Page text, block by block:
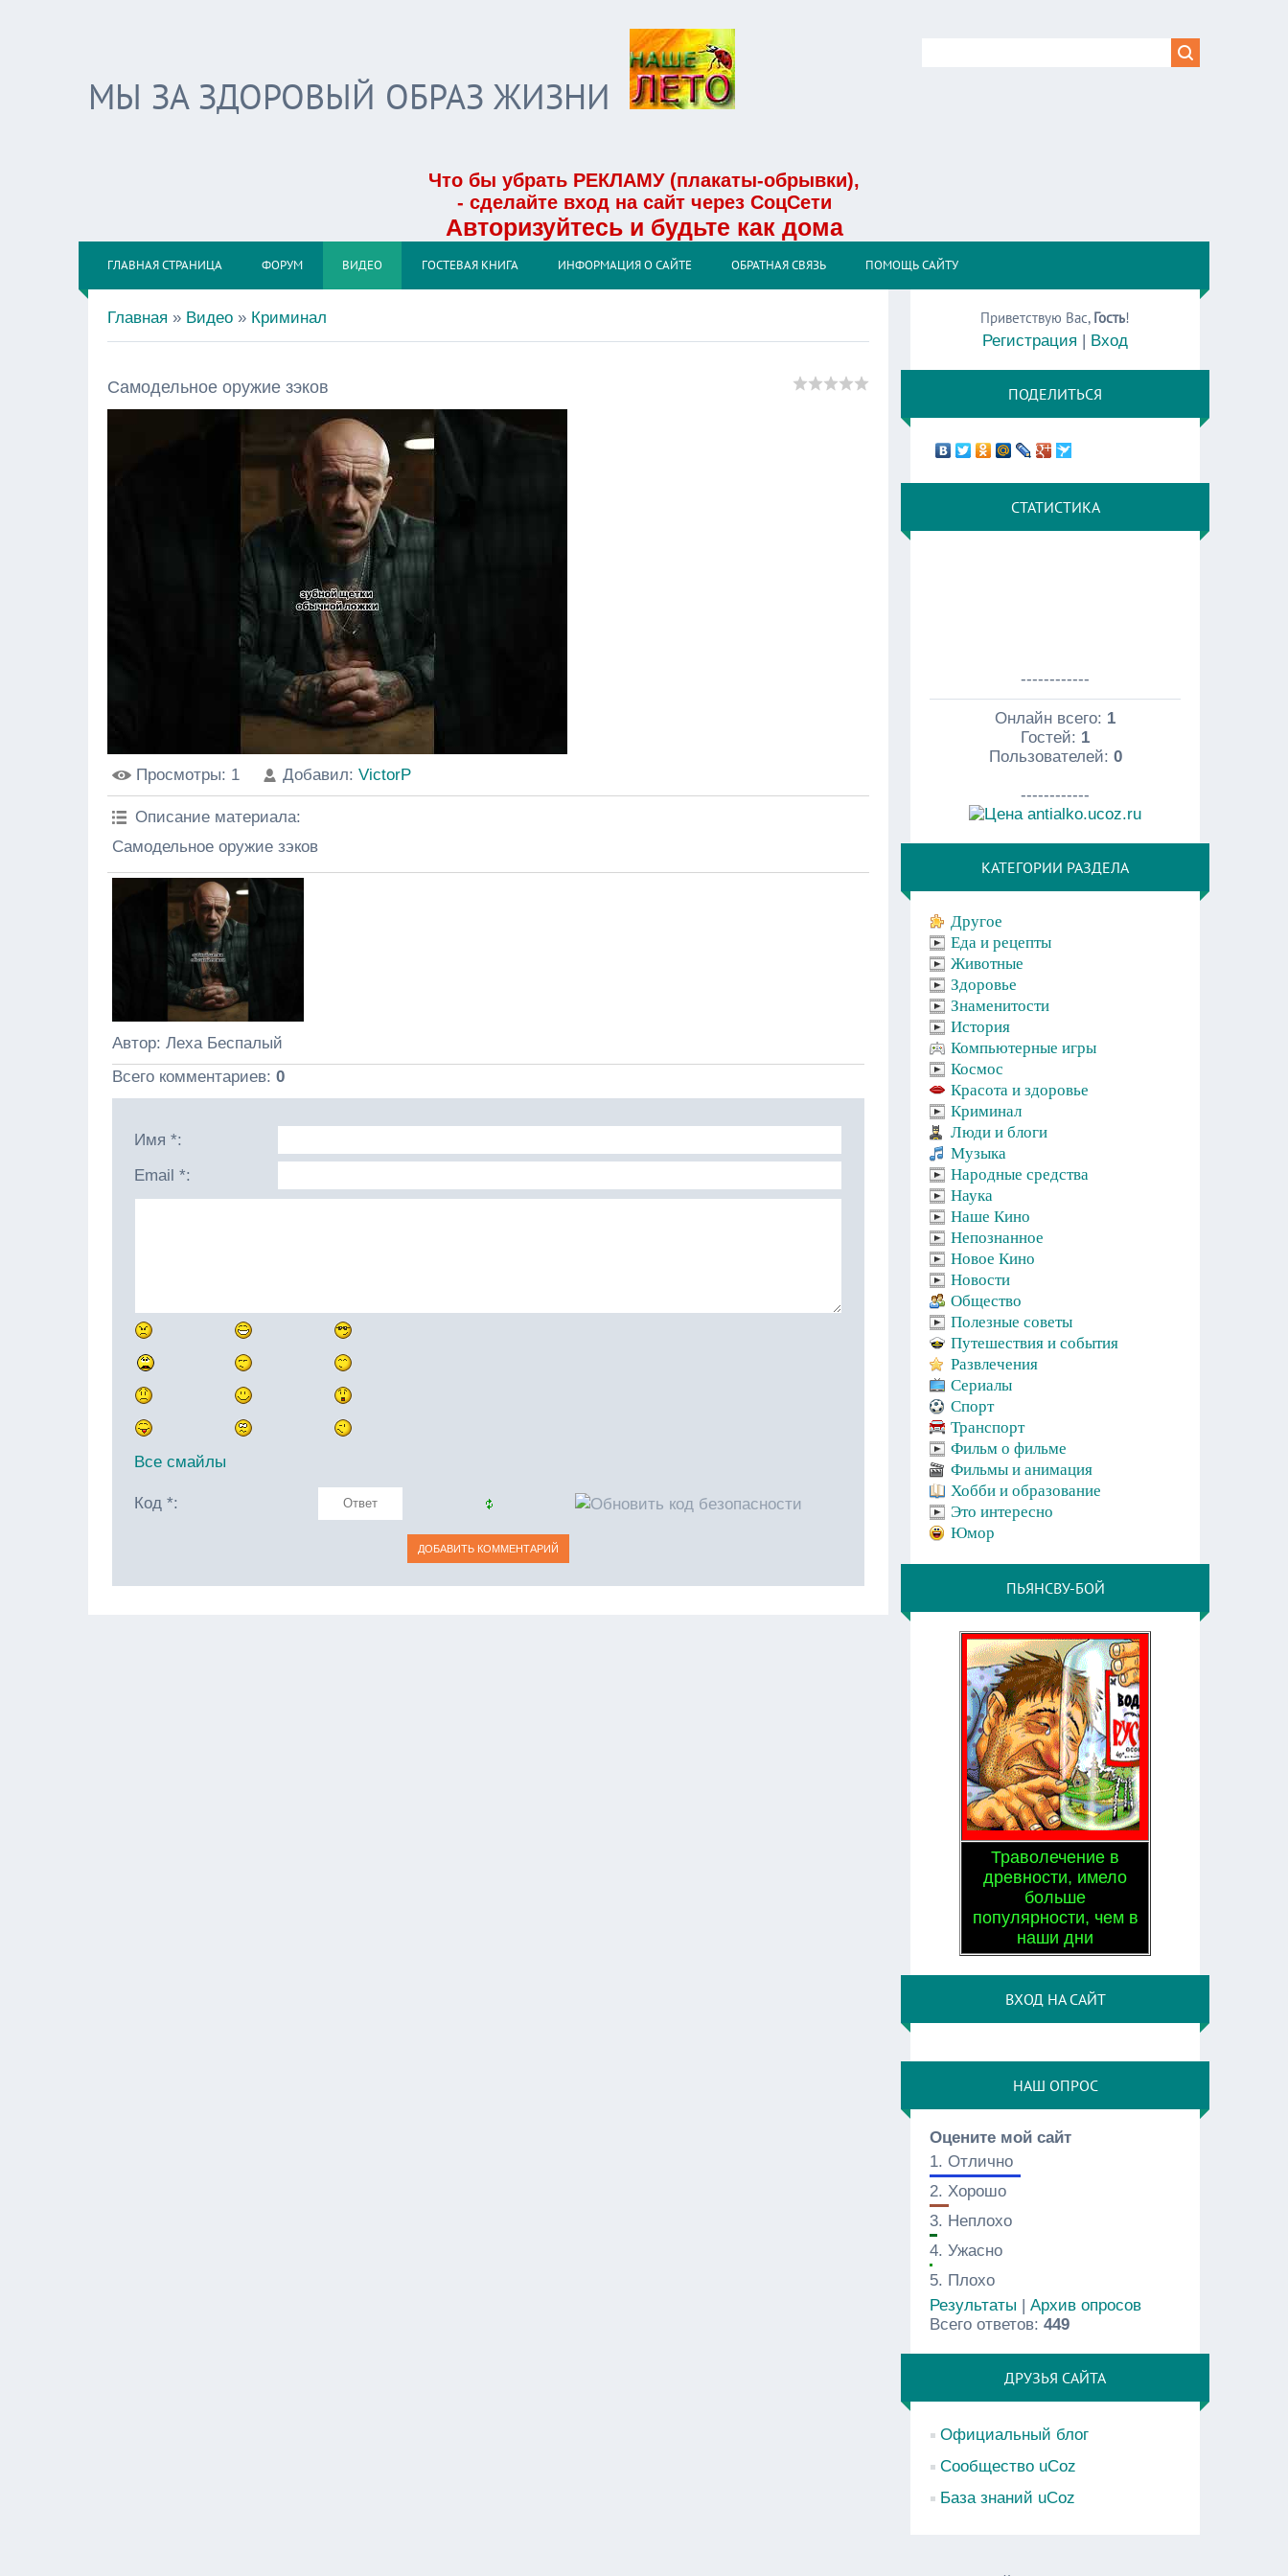
МЫ ЗА ЗДОРОВЫЙ ОБРАЗ ЖИЗНИ
Что бы убрать РЕКЛАМУ (плакаты-обрывки),
- сделайте вход на сайт через СоцСети
Авторизуйтесь и будьте как дома
ГЛАВНАЯ СТРАНИЦА ФОРУМ ВИДЕО ГОСТЕВАЯ КНИГА ИНФОРМАЦИЯ О САЙТЕ ОБРАТНАЯ СВЯЗЬ ПОМОЩЬ САЙТУ
Главная » Видео » Криминал
Самодельное оружие зэков
Просмотры: 1 Добавил: VictorP
Описание материала:
Самодельное оружие зэков
Автор: Леха Беспалый
Всего комментариев: 0
Имя *:
Email *:
Все смайлы
Код *:
Приветствую Вас, Гость!
Регистрация | Вход
ПОДЕЛИТЬСЯ
СТАТИСТИКА
------------
Онлайн всего: 1
Гостей: 1
Пользователей: 0
------------
КАТЕГОРИИ РАЗДЕЛА
Другое
Еда и рецепты
Животные
Здоровье
Знаменитости
История
Компьютерные игры
Космос
Красота и здоровье
Криминал
Люди и блоги
Музыка
Народные средства
Наука
Наше Кино
Непознанное
Новое Кино
Новости
Общество
Полезные советы
Путешествия и события
Развлечения
Сериалы
Спорт
Транспорт
Фильм о фильме
Фильмы и анимация
Хобби и образование
Это интересно
Юмор
ПЬЯНСВУ-БОЙ
Траволечение в
древности, имело
больше
популярности, чем в
наши дни
ВХОД НА САЙТ
НАШ ОПРОС
Оцените мой сайт
1.Отлично
2.Хорошо
3. Неплохо
4.Ужасно
5. Плохо
Результаты |Архив опросов
Всего ответов:449
ДРУЗЬЯ САЙТА
Официальный блог
Сообщество uCoz
База знаний uCoz